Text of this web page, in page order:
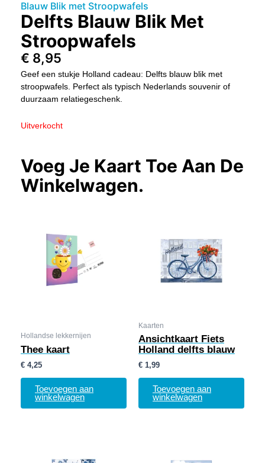
Blauw Blik met Stroopwafels
Delfts Blauw Blik Met
Stroopwafels
€ 8,95
Geef een stukje Holland cadeau: Delfts blauw blik met
stroopwafels. Perfect als typisch Nederlands souvenir of
duurzaam relatiegeschenk.
Uitverkocht
Voeg Je Kaart Toe Aan De
Winkelwagen.
Hollandse lekkernijen
Thee kaart
€ 4,25
Toevoegen aan
winkelwagen
Kaarten
Ansichtkaart Fiets
Holland delfts blauw
€ 1,99
Toevoegen aan
winkelwagen